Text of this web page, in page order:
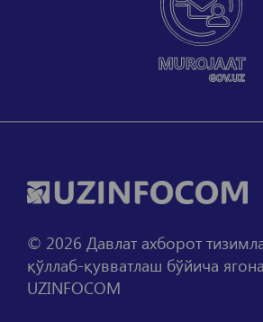
© 2026 Давлат ахборот
қўллаб-қувватлаш бўйича
UZINFOCOM